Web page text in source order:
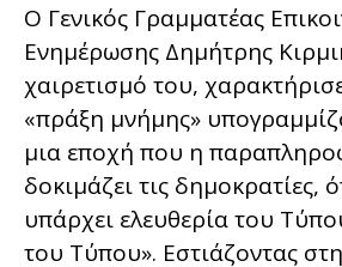
Ο Γενικός Γραμματέας
Ενημέρωσης Δημήτρης
χαιρετισμό του,
«πράξη μνήμης»
μια εποχή που η
δοκιμάζει τις δημοκρατίες,
υπάρχει ελευθερία του
του Τύπου». Εστιάζοντας